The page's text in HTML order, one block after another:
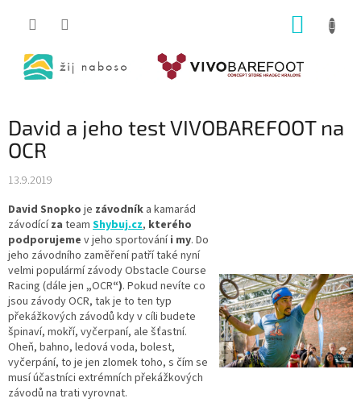
David a jeho test VIVOBAREFOOT na
OCR
13.9.2019
David Snopko je závodník a kamarád
závodícíza team Shybuj.cz, kterého
podporujeme v jeho sportováníi my. Do
jeho závodního zaměření patří také nyní
velmi populármí závody Obstacle Course
Racing (dále jen „OCR“). Pokud nevíte co
jsou závody OCR, tak je to ten typ
překážkových závodů kdy v cíli budete
špinaví, mokří, vyčerpaní, ale šťastní.
Oheň, bahno, ledová voda, bolest,
vyčerpání, to je jen zlomek toho, s čím se
musí účastníci extrémních překážkových
závodů na trati vyrovnat.